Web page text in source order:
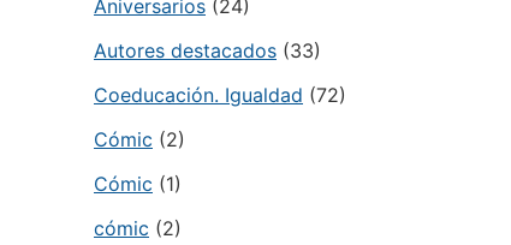
Aniversarios (24)
Autores destacados (33)
Coeducación. Igualdad (72)
Cómic (2)
Cómic (1)
cómic (2)